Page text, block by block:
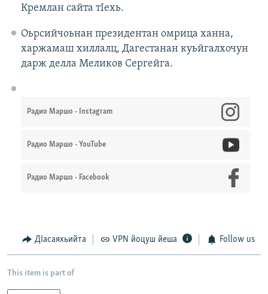
Кремлан сайта тIехь.
Оьрсийчоьнан президентан омрица ханна,
харжамаш хиллалц, Дагестанан куьйгалхочун
дарж делла Меликов Сергейга.
Радио Маршо - Instagram
Радио Маршо - YouTube
Радио Маршо - Facebook
ДIасаяхьийта VPN йоцуш йеша Follow us
This item is part of